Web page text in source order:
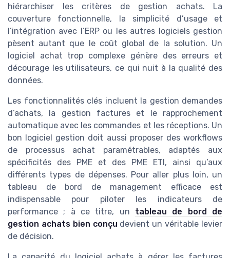
hiérarchiser les critères de gestion achats. La
couverture fonctionnelle, la simplicité d’usage et
l’intégration avec l’ERP ou les autres logiciels gestion
pèsent autant que le coût global de la solution. Un
logiciel achat trop complexe génère des erreurs et
décourage les utilisateurs, ce qui nuit à la qualité des
données.
Les fonctionnalités clés incluent la gestion demandes
d’achats, la gestion factures et le rapprochement
automatique avec les commandes et les réceptions. Un
bon logiciel gestion doit aussi proposer des workflows
de processus achat paramétrables, adaptés aux
spécificités des PME et des PME ETI, ainsi qu’aux
différents types de dépenses. Pour aller plus loin, un
tableau de bord de management efficace est
indispensable pour piloter les indicateurs de
performance ; à ce titre, un tableau de bord de
gestion achats bien conçu devient un véritable levier
de décision.